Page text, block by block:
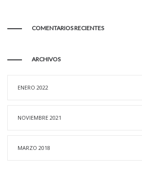
COMENTARIOS RECIENTES
ARCHIVOS
ENERO 2022
NOVIEMBRE 2021
MARZO 2018